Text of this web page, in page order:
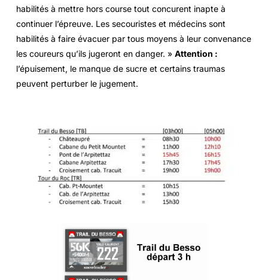
habilités à mettre hors course tout concurent inapte à
continuer l’épreuve. Les secouristes et médecins sont
habilités à faire évacuer par tous moyens à leur convenance
les coureurs qu’ils jugeront en danger. » Attention :
l’épuisement, le manque de sucre et certains traumas
peuvent perturber le jugement.